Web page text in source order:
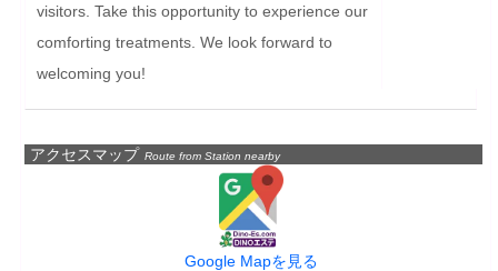
visitors. Take this opportunity to experience our
comforting treatments. We look forward to
welcoming you!
アクセスマップ Route from Station nearby
Google Mapを見る